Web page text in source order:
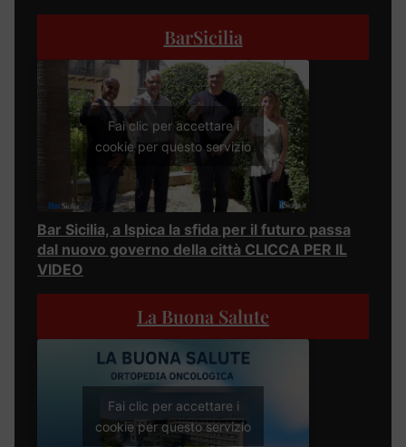
BarSicilia
Fai clic per accettare i
cookie per questo servizio
Bar Sicilia, a Ispica la sfida per il futuro passa
dal nuovo governo della città CLICCA PER IL
VIDEO
La Buona Salute
Fai clic per accettare i
cookie per questo servizio